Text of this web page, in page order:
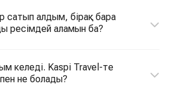
сатып алдым, бірақ бара
ресімдей аламын ба?
келеді. Kaspi Travel-те
не болады?